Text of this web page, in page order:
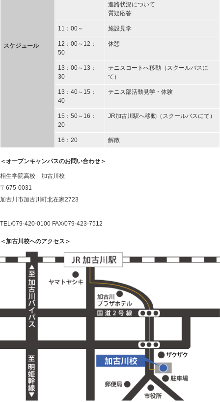
スケジュール
進路状況について
質疑応答
11：00～ 施設見学
12：00～12：
50
休憩
13：00～13：
30
テニスコートへ移動（スクールバスに
て）
13：40～15：
40
テニス部活動見学・体験
15：50～16：
20
JR加古川駅へ移動（スクールバスにて）
16：20 解散
＜オープンキャンパスのお問い合わせ＞
相生学院高校 加古川校
〒675-0031
加古川市加古川町北在家2723
TEL/079-420-0100 FAX/079-423-7512
＜加古川校へのアクセス＞